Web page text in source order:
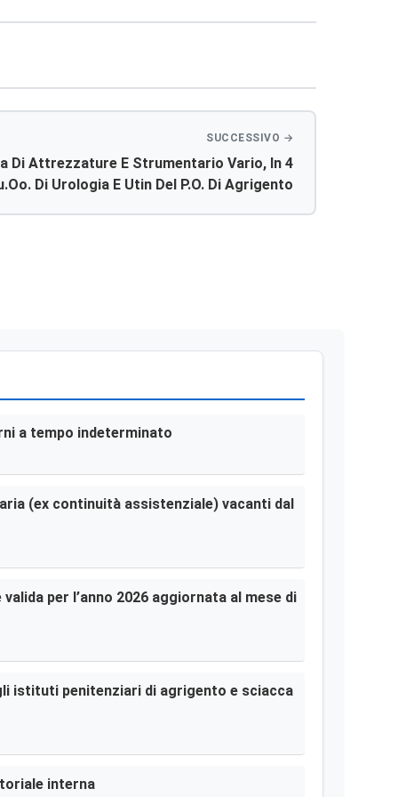
Di Attrezzature E Strumentario Vario, In 4
Di Urologia E Utin Del P.o. Di Agrigento
a tempo indeterminato
(ex continuità assistenziale) vacanti dal
per l’anno 2026 aggiornata al mese di
istituti penitenziari di agrigento e sciacca
interna